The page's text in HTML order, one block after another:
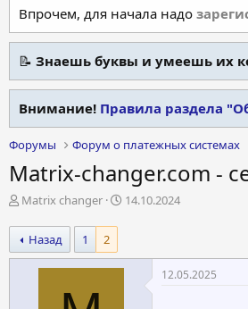
Впрочем, для начала надо
📝 Знаешь буквы и умеешь их
Внимание! Правила раздела
Форумы Форум о платежных системах
Matrix-changer.com -
А
т
о
р
Matrix changer
Д
н
14.10.2024
Назад 1 2
12.05.2025